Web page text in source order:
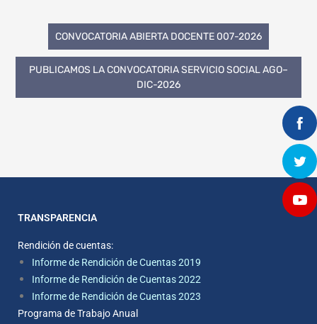
CONVOCATORIA ABIERTA DOCENTE 007-2026
PUBLICAMOS LA CONVOCATORIA SERVICIO SOCIAL AGO–
DIC-2026
TRANSPARENCIA
Rendición de cuentas:
Informe de Rendición de Cuentas 2019
Informe de Rendición de Cuentas 2022
Informe de Rendición de Cuentas 2023
Programa de Trabajo Anual